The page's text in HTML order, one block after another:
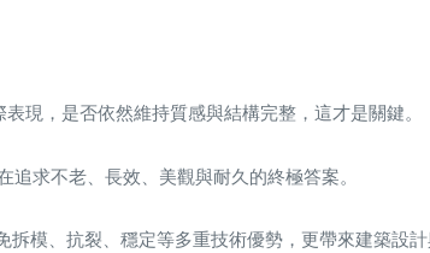
表現 ，是否依然維持質感與結構完整，這才是關鍵。
追求不老、長效、美觀與耐久 的終極答案。
拆模、抗裂、穩定等多重技術優勢，更帶來建築設